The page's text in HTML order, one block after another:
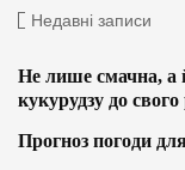
Недавні записи
Не лише смачна, а
кукурудзу до свого
Прогноз погоди